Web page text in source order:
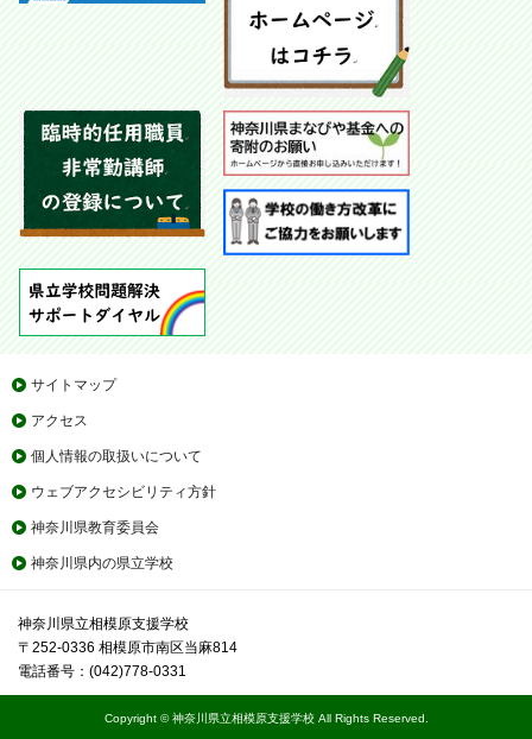
サイトマップ
アクセス
個人情報の取扱いについて
ウェブアクセシビリティ方針
神奈川県教育委員会
神奈川県内の県立学校
神奈川県立相模原支援学校
〒252-0336 相模原市南区当麻814
電話番号：(042)778-0331
Copyright © 神奈川県立相模原支援学校 All Rights Reserved.